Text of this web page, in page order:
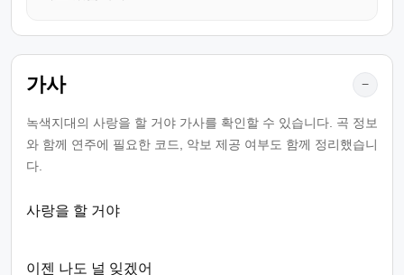
가사 −
녹색지대의 사랑을 할 거야 가사를 확인할 수 있습니다. 곡 정보
와 함께 연주에 필요한 코드, 악보 제공 여부도 함께 정리했습니
다.
사랑을 할 거야
이젠 나도 널 잊겠어